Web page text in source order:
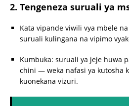
2. Tengeneza suruali ya
Kata vipande viwili vya mbele
suruali kulingana na vipimo
Kumbuka: suruali ya jeje huwa
chini — weka nafasi ya kutosha
kuonekana vizuri.